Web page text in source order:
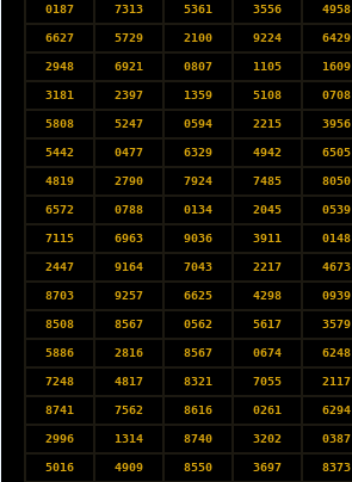
0187 7313 5361 3556 4958
6627 5729 2100 9224 6429
2948 6921 0807 1105 1609
3181 2397 1359 5108 0708
5808 5247 0594 2215 3956
5442 0477 6329 4942 6505
4819 2790 7924 7485 8050
6572 0788 0134 2045 0539
7115 6963 9036 3911 0148
2447 9164 7043 2217 4673
8703 9257 6625 4298 0939
8508 8567 0562 5617 3579
5886 2816 8567 0674 6248
7248 4817 8321 7055 2117
8741 7562 8616 0261 6294
2996 1314 8740 3202 0387
5016 4909 8550 3697 8373